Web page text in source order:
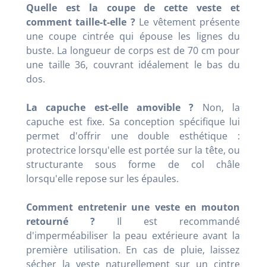
Quelle est la coupe de cette veste et
comment taille-t-elle ? Le vêtement présente
une coupe cintrée qui épouse les lignes du
buste. La longueur de corps est de 70 cm pour
une taille 36, couvrant idéalement le bas du
dos.
La capuche est-elle amovible ? Non, la
capuche est fixe. Sa conception spécifique lui
permet d'offrir une double esthétique :
protectrice lorsqu'elle est portée sur la tête, ou
structurante sous forme de col châle
lorsqu'elle repose sur les épaules.
Comment entretenir une veste en mouton
retourné ? Il est recommandé
d'imperméabiliser la peau extérieure avant la
première utilisation. En cas de pluie, laissez
sécher la veste naturellement sur un cintre